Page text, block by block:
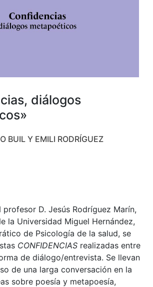
diálogos
BUIL Y EMILI RODRÍGUEZ
D. Jesús Rodríguez Marín,
la Universidad Miguel Hernández,
de Psicología de la salud, se
CONFIDENCIAS realizadas entre
de diálogo/entrevista. Se llevan
de una larga conversación en la
sobre poesía y metapoesía,